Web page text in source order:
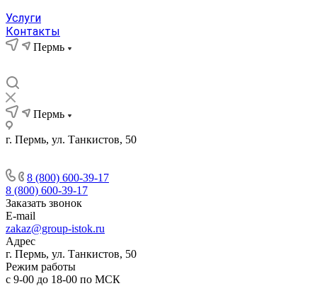
Услуги
Контакты
Пермь
Пермь
г. Пермь, ул. Танкистов, 50
8 (800) 600-39-17
8 (800) 600-39-17
Заказать звонок
E-mail
zakaz@group-istok.ru
Адрес
г. Пермь, ул. Танкистов, 50
Режим работы
с 9-00 до 18-00 по МСК